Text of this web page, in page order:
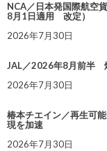
NCA／日本発国際航空
8月1日適用 改定）
2026年7月30日
JAL／2026年8月前半
2026年7月30日
椿本チエイン／再生可
現を加速
2026年7月30日